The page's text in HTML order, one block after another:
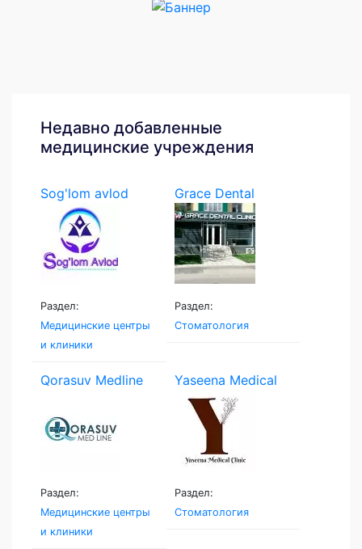
Недавно добавленные
медицинские учреждения
Sog'lom avlod
Раздел:
Медицинские центры
и клиники
Grace Dental
Раздел:
Стоматология
Qorasuv Medline
Раздел:
Медицинские центры
и клиники
Yaseena Medical
Clinic
Раздел:
Стоматология